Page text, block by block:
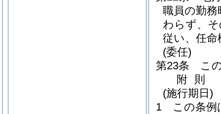
職員の勤
わらず、
従い、任
(委任)
第23条
こ
附 則
(施行期日)
1
この条例